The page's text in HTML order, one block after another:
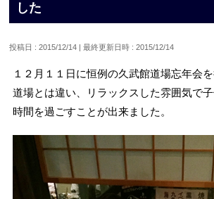
した
投稿日 : 2015/12/14 最終更新日時 : 2015/12/14
１２月１１日に恒例の久武館道場忘年会を
道場とは違い、リラックスした雰囲気で
時間を過ごすことが出来ました。